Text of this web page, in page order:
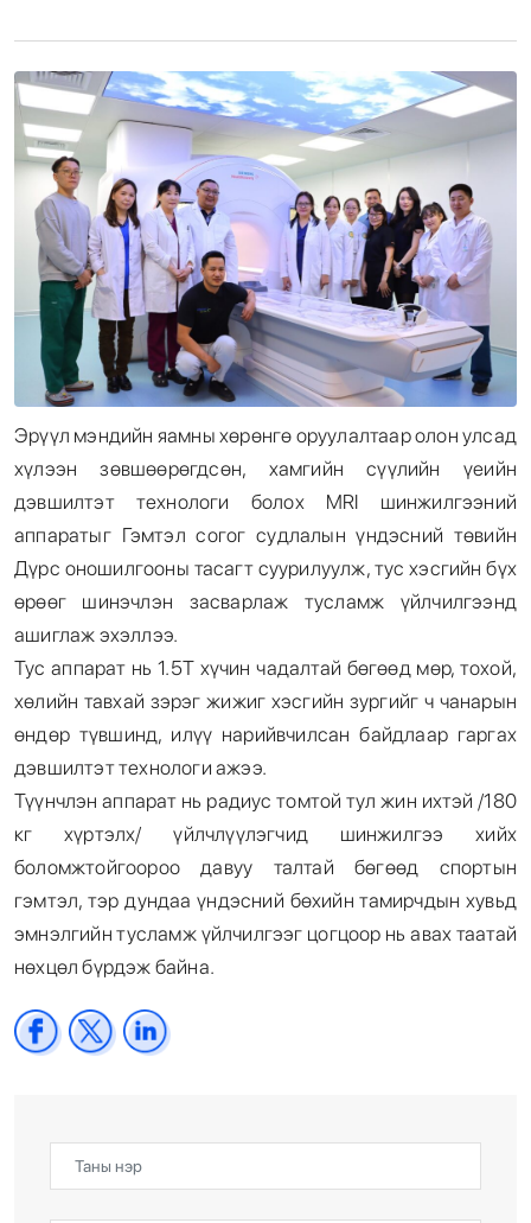
Эрэн Сурвалжилга
Эрүүл мэндийн яамны хөрөнгө оруулалтаар олон улсад
хүлээн зөвшөөрөгдсөн, хамгийн сүүлийн үеийн
дэвшилтэт технологи болох MRI шинжилгээний
аппаратыг Гэмтэл согог судлалын үндэсний төвийн
Дүрс оношилгооны тасагт суурилуулж, тус хэсгийн бүх
өрөөг шинэчлэн засварлаж тусламж үйлчилгээнд
ашиглаж эхэллээ.
Тус аппарат нь 1.5Т хүчин чадалтай бөгөөд мөр, тохой,
хөлийн тавхай зэрэг жижиг хэсгийн зургийг ч чанарын
өндөр түвшинд, илүү нарийвчилсан байдлаар гаргах
дэвшилтэт технологи ажээ.
Түүнчлэн аппарат нь радиус томтой тул жин ихтэй /180
кг хүртэлх/ үйлчлүүлэгчид шинжилгээ хийх
боломжтойгоороо давуу талтай бөгөөд спортын
гэмтэл, тэр дундаа үндэсний бөхийн тамирчдын хувьд
эмнэлгийн тусламж үйлчилгээг цогцоор нь авах таатай
нөхцөл бүрдэж байна.